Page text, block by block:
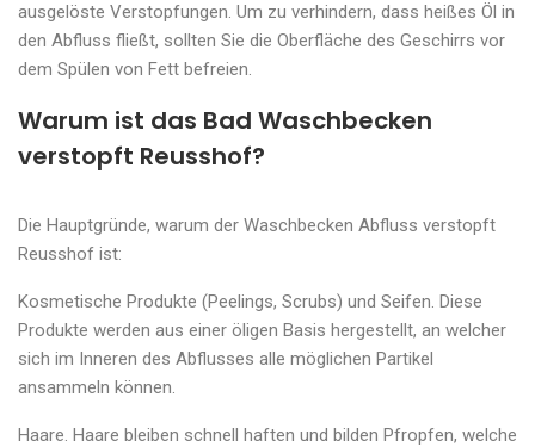
ausgelöste Verstopfungen. Um zu verhindern, dass heißes Öl in
den Abfluss fließt, sollten Sie die Oberfläche des Geschirrs vor
dem Spülen von Fett befreien.
Warum ist das Bad Waschbecken
verstopft Reusshof?
Die Hauptgründe, warum der Waschbecken Abfluss verstopft
Reusshof ist:
Kosmetische Produkte (Peelings, Scrubs) und Seifen. Diese
Produkte werden aus einer öligen Basis hergestellt, an welcher
sich im Inneren des Abflusses alle möglichen Partikel
ansammeln können.
Haare. Haare bleiben schnell haften und bilden Pfropfen, welche